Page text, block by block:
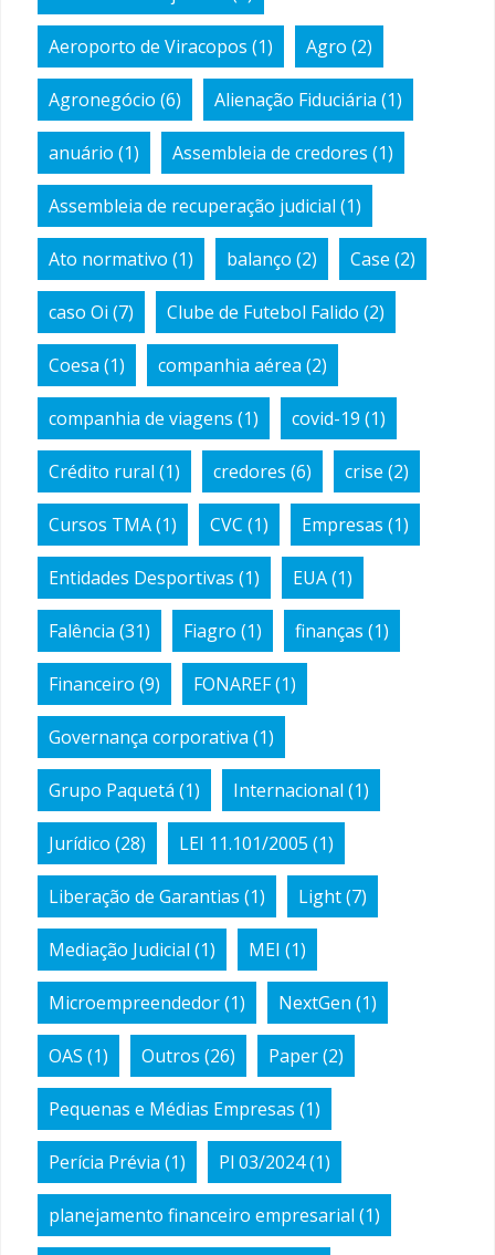
Aeroporto de Viracopos (1) Agro (2)
Agronegócio (6) Alienação Fiduciária (1)
anuário (1) Assembleia de credores (1)
Assembleia de recuperação judicial (1)
Ato normativo (1) balanço (2) Case (2)
caso Oi (7) Clube de Futebol Falido (2)
Coesa (1) companhia aérea (2)
companhia de viagens (1) covid-19 (1)
Crédito rural (1) credores (6) crise (2)
Cursos TMA(1) CVC (1) Empresas (1)
Entidades Desportivas (1) EUA(1)
Falência (31) Fiagro (1) finanças (1)
Financeiro (9) FONAREF(1)
Governança corporativa (1)
Grupo Paquetá (1) Internacional (1)
Jurídico (28) LEI 11.101/2005 (1)
Liberação de Garantias (1) Light(7)
Mediação Judicial (1) MEI (1)
Microempreendedor(1) NextGen (1)
OAS (1) Outros (26) Paper(2)
Pequenas e Médias Empresas (1)
Perícia Prévia (1) Pl 03/2024(1)
planejamento financeiro empresarial (1)